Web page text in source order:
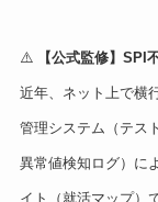
⚠️ 【公式監修】SPI
近年、ネット上で横
管理システム（テス
異常値検知ログ）に
イト（就活マップ）